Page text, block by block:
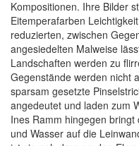
Kompositionen. Ihre Bilder
Eitemperafarben
reduzierten, zwischen
angesiedelten Malweise
Landschaften werden zu
Gegenstände werden nicht
sparsam gesetzte
angedeutet und laden zum
Ines Ramm hingegen
und Wasser auf die